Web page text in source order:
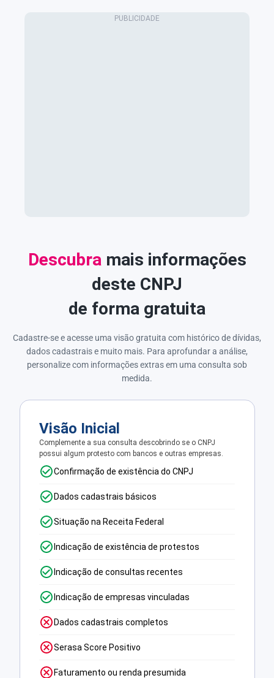
Descubramais informações
deste CNPJ
de forma gratuita
Cadastre-se e acesse uma visão gratuita com histórico de dívidas,
dados cadastrais e muito mais. Para aprofundar a análise,
personalize com informações extras em uma consulta sob
medida.
Visão Inicial
Complemente a sua consulta descobrindo se o CNPJ
possui algum protesto com bancos e outras empresas.
Confirmação de existência do CNPJ
Dados cadastrais básicos
Situação na Receita Federal
Indicação de existência de protestos
Indicação de consultas recentes
Indicação de empresas vinculadas
Dados cadastrais completos
Serasa Score Positivo
Faturamento ou renda presumida